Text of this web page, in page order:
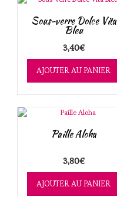
Sous-verre Dolce Vita
Bleu
3,40€
AJOUTER AU PANIER
Paille Aloha
3,80€
AJOUTER AU PANIER